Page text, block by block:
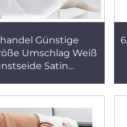
Günstige
Umschlag Weiß
Satin